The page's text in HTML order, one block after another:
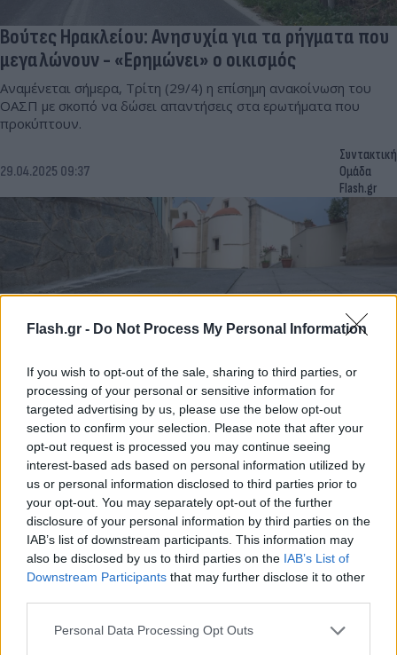
Flash.gr - Do Not Process My Personal Information
If you wish to opt-out of the sale, sharing to third parties, or
processing of your personal or sensitive information for
targeted advertising by us, please use the below opt-out
section to confirm your selection. Please note that after your
opt-out request is processed you may continue seeing
interest-based ads based on personal information utilized by
us or personal information disclosed to third parties prior to
your opt-out. You may separately opt-out of the further
disclosure of your personal information by third parties on the
IAB’s list of downstream participants. This information may
also be disclosed by us to third parties on the IAB’s List of
Downstream Participants that may further disclose it to other
Please note that this website/app uses one or more Google
Personal Data Processing Opt Outs
Βούτες Ηρακλείου: Ανησυχία για τα ρήγματα που
μεγαλώνουν - «Ερημώνει» ο οικισμός
Αναμένεται σήμερα, Τρίτη (29/4) η επίσημη ανακοίνωση του
ΟΑΣΠ με σκοπό να δώσει απαντήσεις στα ερωτήματα που
προκύπτουν.
29.04.2025 09:37
Συντακτική
Ομάδα
Flash.gr
Αλλάζουν τα χρονικά όρια στην κατάσταση
έκτακτης ανάγκης για Δήμους και Περιφέρειες
Οι Περιφερειάρχες θα εισηγούνται οι ίδιοι την κήρυξη μιας
περιοχής εντός των διοικητικών ορίων ενός δήμου σε
κατάσταση έκτακτης ανάγκης.
28.04.2025 21:11
Συντακτική
Ομάδα
Flash.gr